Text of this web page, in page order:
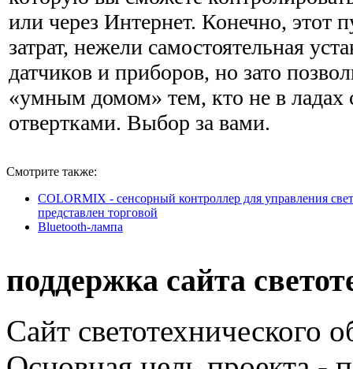
или через Интернет. Конечно, этот
затрат, нежели самостоятельная
датчиков и приборов, но зато
«умным домом» тем, кто не в ладах
отвертками. Выбор за вами.
Смотрите также:
COLORMIX - сенсорный контроллер для управления
представлен торговой
Bluetooth-лампа
поддержка сайта
Сайт светотехнического